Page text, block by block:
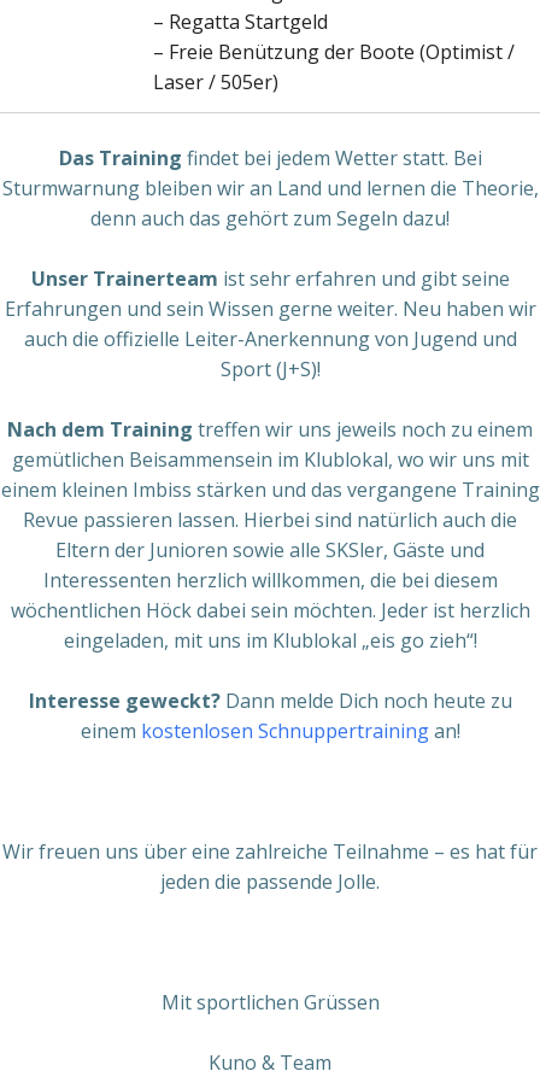
– Regatta Startgeld
– Freie Benützung der Boote (Optimist /
Laser / 505er)
Das Training findet bei jedem Wetter statt. Bei
Sturmwarnung bleiben wir an Land und lernen die Theorie,
denn auch das gehört zum Segeln dazu!
Unser Trainerteam ist sehr erfahren und gibt seine
Erfahrungen und sein Wissen gerne weiter. Neu haben wir
auch die offizielle Leiter-Anerkennung von Jugend und
Sport (J+S)!
Nach dem Training treffen wir uns jeweils noch zu einem
gemütlichen Beisammensein im Klublokal, wo wir uns mit
einem kleinen Imbiss stärken und das vergangene Training
Revue passieren lassen. Hierbei sind natürlich auch die
Eltern der Junioren sowie alle SKSler, Gäste und
Interessenten herzlich willkommen, die bei diesem
wöchentlichen Höck dabei sein möchten. Jeder ist herzlich
eingeladen, mit uns im Klublokal „eis go zieh“!
Interesse geweckt? Dann melde Dich noch heute zu
einem kostenlosen Schnuppertrainingan!
Wir freuen uns über eine zahlreiche Teilnahme – es hat für
jeden die passende Jolle.
Mit sportlichen Grüssen
Kuno & Team